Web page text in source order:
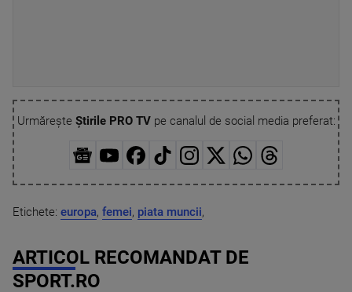
Urmărește Știrile PRO TVpe canalul de social media preferat:
Etichete: europa, femei, piata muncii,
ARTICOL RECOMANDAT DE
SPORT.RO